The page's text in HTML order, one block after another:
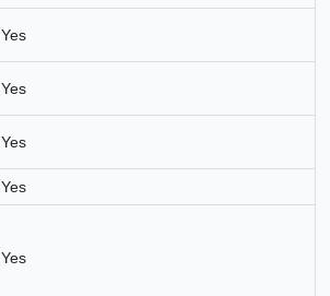
Yes
Yes
Yes
Yes
Yes